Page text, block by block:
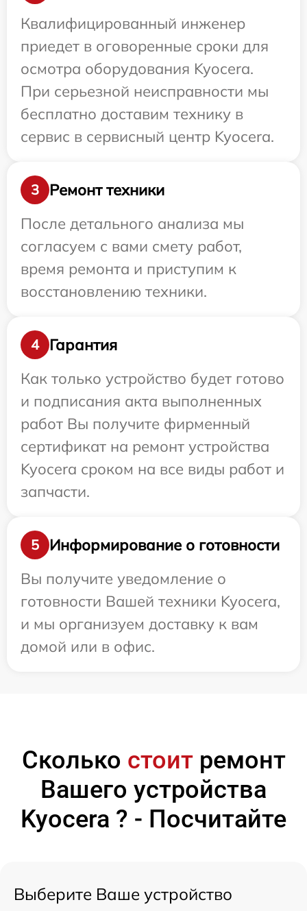
Квалифицированный инженер
приедет в оговоренные сроки для
осмотра оборудования Kyocera.
При серьезной неисправности мы
бесплатно доставим технику в
сервис в сервисный центр Kyocera.
3
Ремонт техники
После детального анализа мы
согласуем с вами смету работ,
время ремонта и приступим к
восстановлению техники.
4
Гарантия
Как только устройство будет готово
и подписания акта выполненных
работ Вы получите фирменный
сертификат на ремонт устройства
Kyocera сроком на все виды работ и
запчасти.
5
Информирование о готовности
Вы получите уведомление о
готовности Вашей техники Kyocera,
и мы организуем доставку к вам
домой или в офис.
Сколько стоитремонт
Вашего устройства
Kyocera ? - Посчитайте
Выберите Ваше устройство